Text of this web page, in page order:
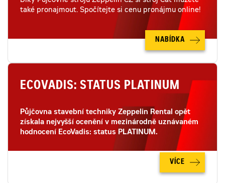
také pronajmout. Spočítejte si cenu pronájmu online!
NABÍDKA
ECOVADIS: STATUS PLATINUM
Půjčovna stavební techniky Zeppelin Rental opět
získala nejvyšší ocenění v mezinárodně uznávaném
hodnocení EcoVadis: status PLATINUM.
VÍCE